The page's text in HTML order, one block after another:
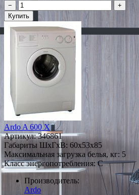
−
+
Купить
Ardo A 600 X
Артикул:346861
Габариты ШxГxВ: 60x53x85
Максимальная загрузка белья, кг: 5
Класс энергопотребления: C
Производитель:
Ardo